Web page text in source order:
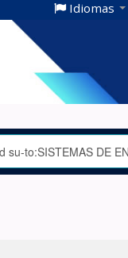
Idiomas